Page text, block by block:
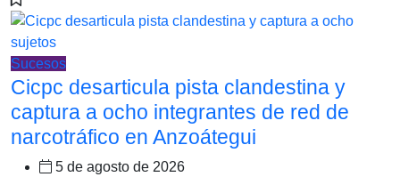
Sucesos
Cicpc desarticula pista clandestina y
captura a ocho integrantes de red de
narcotráfico en Anzoátegui
5 de agosto de 2026